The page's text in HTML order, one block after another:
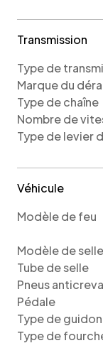
Transmission
Type de
Marque du
Type de chaîne
Nombre de
Type de levier
Véhicule
Modèle de feu
Modèle de selle
Tube de selle
Pneus
Pédale
Type de guidon
Type de